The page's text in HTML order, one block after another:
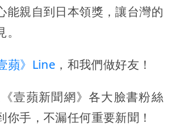
能親自到日本領獎，讓台灣的
蘋》Line ，和我們做好友！
壹蘋新聞網》各大臉書粉絲
你手，不漏任何重要新聞！